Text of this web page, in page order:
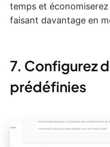
temps et
faisant davantage en
7. Configurez
prédéfinies